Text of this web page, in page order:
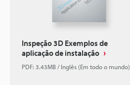
Inspeção 3D Exemplos de
aplicação de instalação
PDF: 3.43MB / Inglês (Em todo o mundo)